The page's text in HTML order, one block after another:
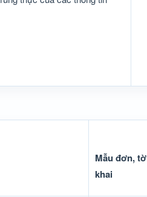
Mẫu đơn, tờ
khai